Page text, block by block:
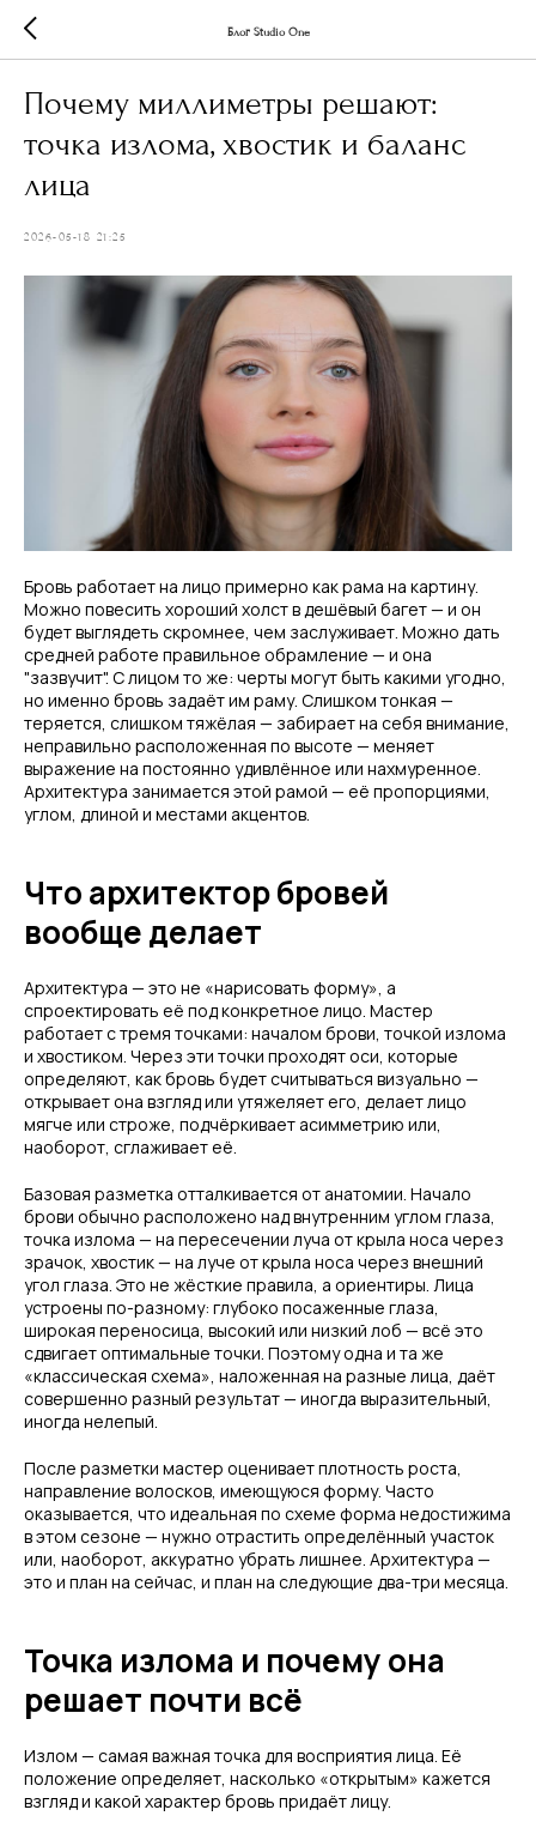
Блог Studio One
Почему миллиметры решают:
точка излома, хвостик и баланс
лица
2026-05-18 21:25
Бровь работает на лицо примерно как рама на картину.
Можно повесить хороший холст в дешёвый багет — и он
будет выглядеть скромнее, чем заслуживает. Можно дать
средней работе правильное обрамление — и она
"зазвучит". С лицом то же: черты могут быть какими угодно,
но именно бровь задаёт им раму. Слишком тонкая —
теряется, слишком тяжёлая — забирает на себя внимание,
неправильно расположенная по высоте — меняет
выражение на постоянно удивлённое или нахмуренное.
Архитектура занимается этой рамой — её пропорциями,
углом, длиной и местами акцентов.
Что архитектор бровей
вообще делает
Архитектура — это не «нарисовать форму», а
спроектировать её под конкретное лицо. Мастер
работает с тремя точками: началом брови, точкой излома
и хвостиком. Через эти точки проходят оси, которые
определяют, как бровь будет считываться визуально —
открывает она взгляд или утяжеляет его, делает лицо
мягче или строже, подчёркивает асимметрию или,
наоборот, сглаживает её.
Базовая разметка отталкивается от анатомии. Начало
брови обычно расположено над внутренним углом глаза,
точка излома — на пересечении луча от крыла носа через
зрачок, хвостик — на луче от крыла носа через внешний
угол глаза. Это не жёсткие правила, а ориентиры. Лица
устроены по-разному: глубоко посаженные глаза,
широкая переносица, высокий или низкий лоб — всё это
сдвигает оптимальные точки. Поэтому одна и та же
«классическая схема», наложенная на разные лица, даёт
совершенно разный результат — иногда выразительный,
иногда нелепый.
После разметки мастер оценивает плотность роста,
направление волосков, имеющуюся форму. Часто
оказывается, что идеальная по схеме форма недостижима
в этом сезоне — нужно отрастить определённый участок
или, наоборот, аккуратно убрать лишнее. Архитектура —
это и план на сейчас, и план на следующие два-три месяца.
Точка излома и почему она
решает почти всё
Излом — самая важная точка для восприятия лица. Её
положение определяет, насколько «открытым» кажется
взгляд и какой характер бровь придаёт лицу.